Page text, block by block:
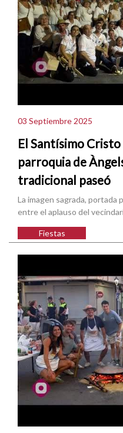
03 Septiembre 2025
El Santísimo Cristo
parroquia de
tradicional paseó
La imagen sagrada, portada
entre el aplauso del
Fiestas